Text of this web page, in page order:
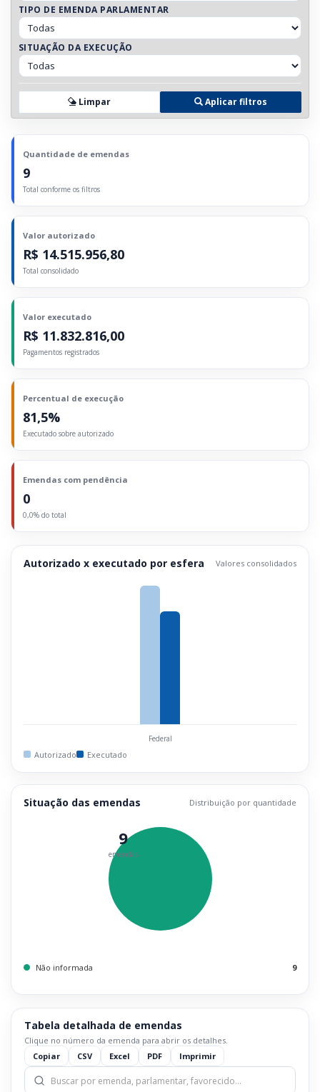
TIPO DE EMENDA PARLAMENTAR
SITUAÇÃO DA EXECUÇÃO
Limpar Aplicar filtros
Quantidade de emendas
9
Total conforme os filtros
Valor autorizado
R$ 14.515.956,80
Total consolidado
Valor executado
R$ 11.832.816,00
Pagamentos registrados
Percentual de execução
81,5%
Executado sobre autorizado
Emendas com pendência
0
0,0% do total
Autorizado x executado por esfera Valores consolidados
Federal
Autorizado Executado
Situação das emendas Distribuição por quantidade
9
emendas
Não informada 9
Tabela detalhada de emendas
Clique no número da emenda para abrir os detalhes.
Copiar
CSV Excel PDF Imprimir